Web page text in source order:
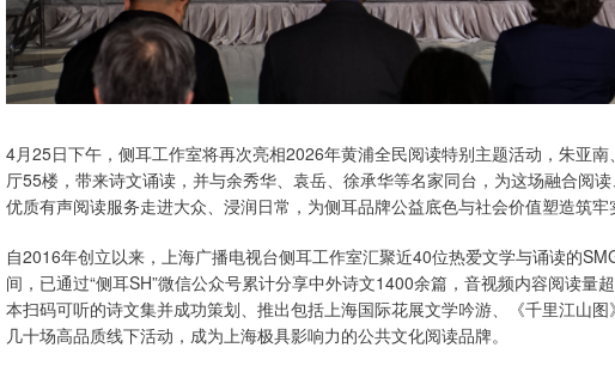
4月25日下午，侧耳工作室将再次亮相2026年黄浦全民阅读特别主题活动，朱亚
厅55楼，带来诗文诵读，并与余秀华、袁岳、徐承华等名家同台，为这场融合阅
优质有声阅读服务走进大众、浸润日常，为侧耳品牌公益底色与社会价值塑造筑牢
自2016年创立以来，上海广播电视台侧耳工作室汇聚近40位热爱文学与诵读的
间，已通过“侧耳SH”微信公众号累计分享中外诗文1400余篇，音视频内容阅读量
本扫码可听的诗文集并成功策划、推出包括上海国际花展文学吟游、《千里江山
几十场高品质线下活动，成为上海极具影响力的公共文化阅读品牌。